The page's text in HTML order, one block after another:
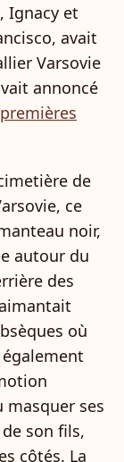
Ignacy et
avait
Varsovie
annoncé
de
ce
noir,
autour du
des
où
masquer ses
son fils,
côtés. La